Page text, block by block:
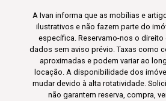
A Ivan informa que as mobílias e
ilustrativos e não fazem parte do
específica. Reservamo-nos o direito
dados sem aviso prévio. Taxas como
aproximadas e podem variar ao
locação. A disponibilidade dos
mudar devido à alta rotatividade.
não garantem reserva, compra,